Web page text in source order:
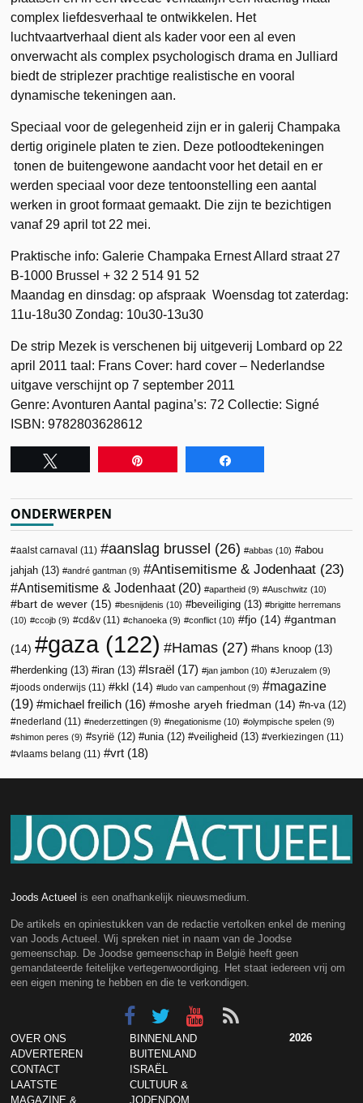
complex liefdesverhaal te ontwikkelen. Het
luchtvaartverhaal dient als kader voor een al even
onverwacht als complex psychologisch drama en Julliard
biedt de striplezer prachtige realistische en vooral
dynamische tekeningen aan.
Speciaal voor de gelegenheid zijn er in galerij Champaka
dertig originele platen te zien. Deze potloodtekeningen
tonen de buitengewone aandacht voor het detail en er
werden speciaal voor deze tentoonstelling een aantal
werken in groot formaat gemaakt. Die zijn te bezichtigen
vanaf 29 april tot 22 mei.
Praktische info: Galerie Champaka Ernest Allard straat 27
B-1000 Brussel + 32 2 514 91 52
Maandag en dinsdag: op afspraak Woensdag tot zaterdag:
11u-18u30 Zondag: 10u30-13u30
De strip Mezek is verschenen bij uitgeverij Lombard op 22
april 2011 taal: Frans Cover: hard cover – Nederlandse
uitgave verschijnt op 7 september 2011
Genre: Avonturen Aantal pagina’s: 72 Collectie: Signé
ISBN: 9782803628612
ONDERWERPEN
aalst carnaval (11) aanslag brussel (26) abbas (10)
abou
jahjah (13) andré gantman (9) Antisemitisme & Jodenhaat (23)
Antisemitisme & Jodenhaat(20) apartheid (9) Auschwitz (10)
bart de wever (15) besnijdenis (10) beveiliging (13)
brigitte herremans
(10)
ccojb (9) cd&v (11) chanoeka (9) conflict (10) fjo (14) gantman
(14) gaza (122) Hamas (27) hans knoop (13)
herdenking (13) iran (13) Israël (17) jan jambon (10) Jeruzalem (9)
joods onderwijs (11) kkl (14) ludo van campenhout (9)
magazine
(19)
michael freilich (16) moshe aryeh friedman (14) n-va (12)
nederland (11) nederzettingen (9) negationisme (10) olympische spelen (9)
shimon peres (9) syrië (12) unia (12) veiligheid (13) verkiezingen (11)
vlaams belang (11) vrt (18)
Joods Actueel is een onafhankelijk nieuwsmedium.
De artikels en opiniestukken van de redactie vertolken enkel de mening
van Joods Actueel. Wij spreken niet in naam van de Joodse
gemeenschap. De Joodse gemeenschap in België heeft geen
gemandateerde feitelijke vertegenwoordiging. Het staat iedereen vrij om
een eigen mening te hebben en die te verkondigen.
OVER ONS
ADVERTEREN
CONTACT
LAATSTE
MAGAZINE &
BINNENLAND
BUITENLAND
ISRAËL
CULTUUR &
JODENDOM
2026